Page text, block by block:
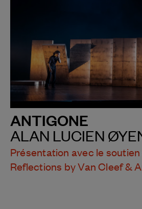
ANTIGONE
ALAN LUCIEN
Présentation avec le
Reflections by Van Cleef &